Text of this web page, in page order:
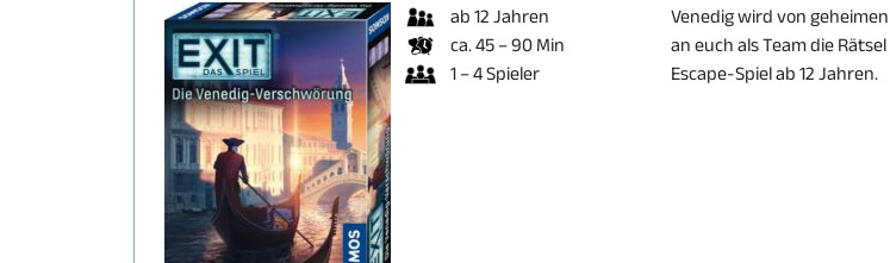
ab 12 Jahren
ca. 45 – 90 Min
1 – 4 Spieler
Venedig wird von
an euch als Team die
Escape-Spiel ab 12 Jahren.